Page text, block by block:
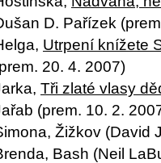
D. Pařízek
Utrpení knížete
20. 4. 2007)
Tři zlaté vlasy
(prem. 10. 2.
Žižkov (David
Bash (Neil